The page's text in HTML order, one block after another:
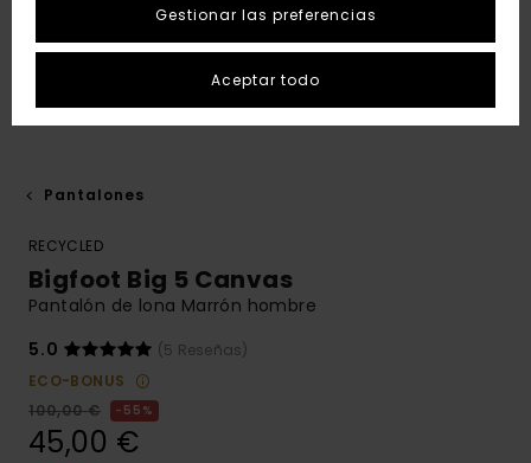
Pantalones
RECYCLED
Bigfoot Big 5 Canvas
Pantalón de lona Marrón hombre
5.0
(5 Reseñas)
ECO-BONUS
100,00 €
55%
45,00 €
Gestionar las preferencias
Aceptar todo